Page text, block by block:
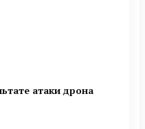
атаки дрона